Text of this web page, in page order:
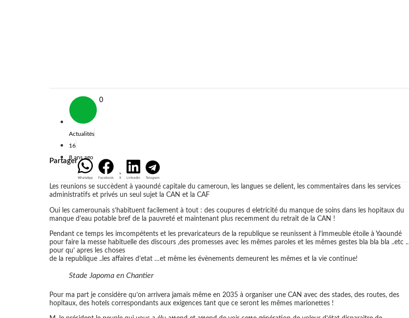
Actualités
16
8 ans ago
0
Partager
WhatsApp Facebook X LinkedIn Telegram
Les reunions se succèdent à yaoundé capitale du cameroun, les langues se delient, les commentaires dans les services
administratifs et privés un seul sujet la CAN et la CAF
Oui les camerounais s’habituent facilement à tout : des coupures d eletricité du manque de soins dans les hopitaux du
manque d’eau potable bref de la pauvreté et maintenant plus recemment du retrait de la CAN !
Pendant ce temps les imcompétents et les prevaricateurs de la republique se reunissent à l’immeuble étoile à Yaoundé
pour faire la messe habituelle des discours ,des promesses avec les mêmes paroles et les mêmes gestes bla bla bla ..etc ..
pour qu’ apres les choses
de la republique ..les affaires d’etat …et même les évènements demeurent les mêmes et la vie continue!
Stade Japoma en Chantier
Pour ma part je considère qu’on arrivera jamais même en 2035 à organiser une CAN avec des stades, des routes, des
hopitaux, des hotels correspondants aux exigences tant que ce seront les mêmes marionettes !